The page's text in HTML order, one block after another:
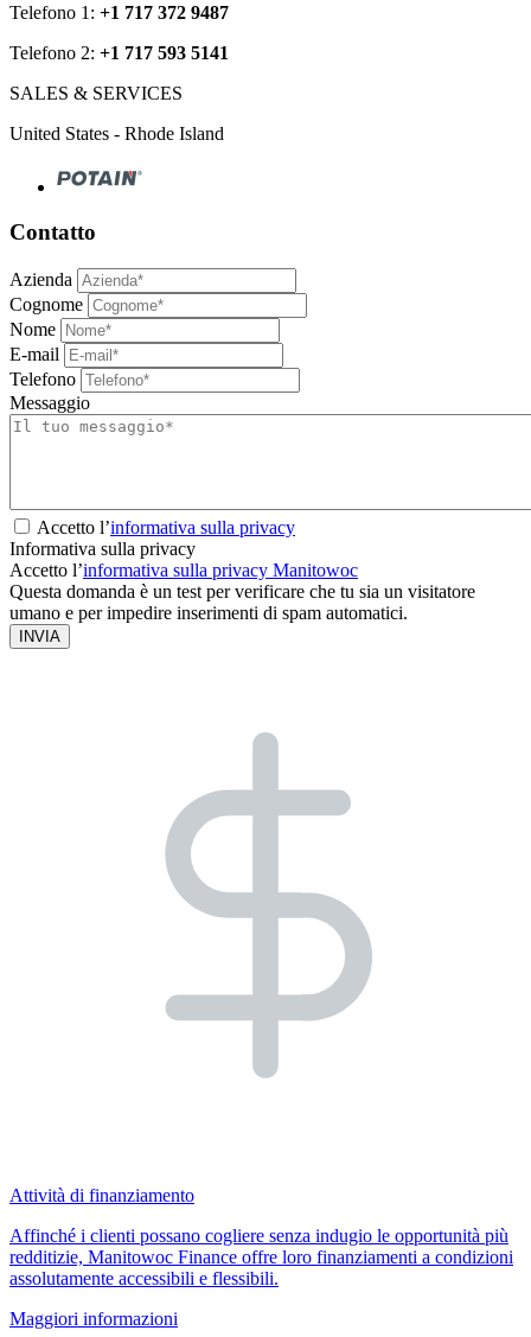
Telefono 1: +1 717 372 9487
Telefono 2: +1 717 593 5141
SALES & SERVICES
United States - Rhode Island
Contatto
Azienda
Cognome
Nome
E-mail
Telefono
Messaggio
Accetto l’informativa sulla privacy
Informativa sulla privacy
Accetto l’informativa sulla privacy Manitowoc
Questa domanda è un test per verificare che tu sia un visitatore
umano e per impedire inserimenti di spam automatici.
Attività di finanziamento
Affinché i clienti possano cogliere senza indugio le opportunità più
redditizie, Manitowoc Finance offre loro finanziamenti a condizioni
assolutamente accessibili e flessibili.
Maggiori informazioni